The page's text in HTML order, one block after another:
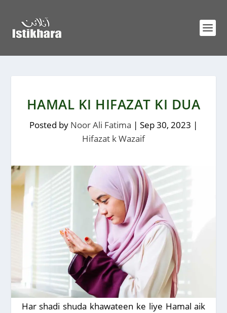
HAMAL KI HIFAZAT KI DUA
Posted by Noor Ali Fatima | Sep 30, 2023 |
Hifazat k Wazaif
Har shadi shuda khawateen ke liye Hamal aik